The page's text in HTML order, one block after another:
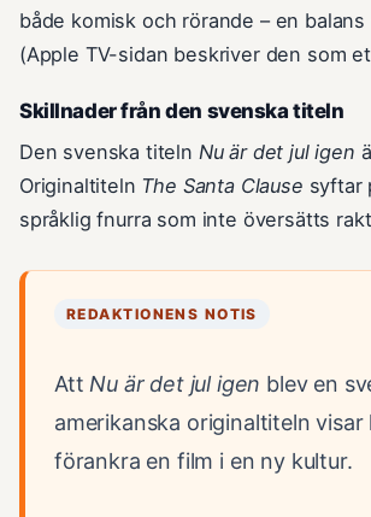
både komisk och rörande – en
(Apple TV-sidan beskriver den som
Skillnader från den svenska titeln
Den svenska titeln Nu är det jul igen
Originaltiteln The Santa Clause syftar
språklig fnurra som inte översätts
REDAKTIONENS NOTIS
Att Nu är det jul igen blev en
amerikanska originaltiteln
förankra en film i en ny kultur.